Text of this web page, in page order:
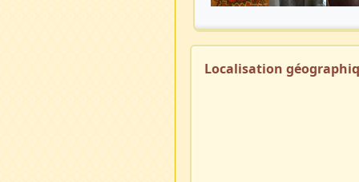
Localisation